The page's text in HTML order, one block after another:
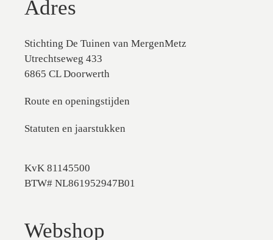
Adres
Stichting De Tuinen van MergenMetz
Utrechtseweg 433
6865 CL Doorwerth
Route en openingstijden
Statuten en jaarstukken
KvK 81145500
BTW# NL861952947B01
Webshop